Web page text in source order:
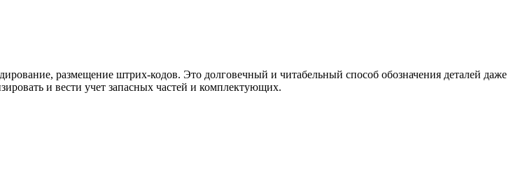
размещение штрих-кодов. Это долговечный и читабельный способ обозначения деталей даже
и вести учет запасных частей и комплектующих.